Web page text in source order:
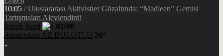
10:05 / Uluslararası Aktivistler Gözaltında: “Madleen” Gemisi
Tartışmaları Alevlendirdi
İmsak Vakti
02:00
Amsterdam AZ BULUTLU 26°